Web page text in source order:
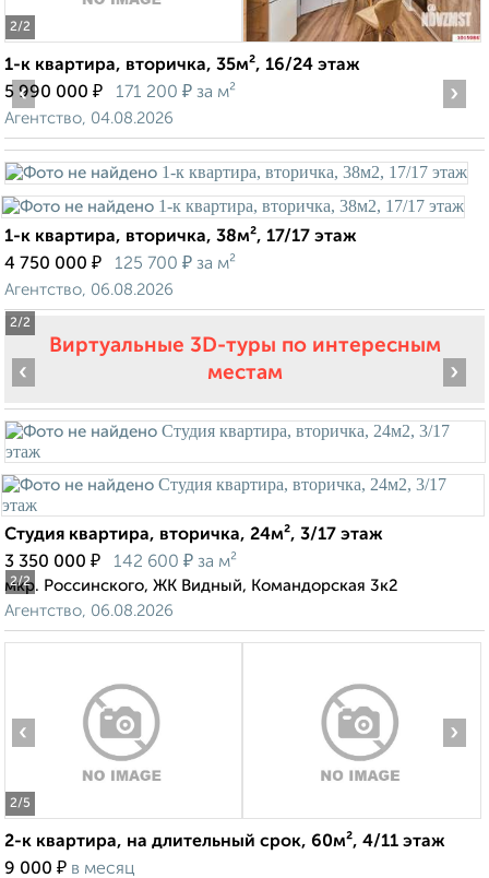
2/2
1-к квартира, вторичка, 35м², 16/24 этаж
5 990 000 ₽ 171 200 ₽ за м²
Агентство, 04.08.2026
2/2
‹ ›
1-к квартира, вторичка, 38м², 17/17 этаж
4 750 000 ₽ 125 700 ₽ за м²
Агентство, 06.08.2026
Виртуальные 3D-туры по интересным
местам
2/2
‹ ›
Студия квартира, вторичка, 24м², 3/17 этаж
3 350 000 ₽ 142 600 ₽ за м²
мкр. Россинского, ЖК Видный, Командорская 3к2
Агентство, 06.08.2026
2/5
‹ ›
2-к квартира, на длительный срок, 60м², 4/11 этаж
9 000 ₽ в месяц